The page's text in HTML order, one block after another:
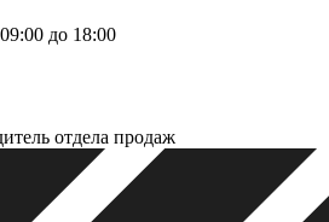
до 18:00
отдела продаж